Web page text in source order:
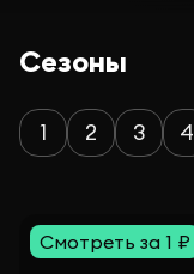
Сезоны
1 2 3 4
Смотреть за 1 ₽